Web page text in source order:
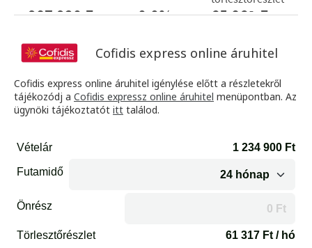
Cofidis express online áruhitel
Cofidis express online áruhitel igénylése előtt a részletekről
tájékozódj a Cofidis expressz online áruhitel menüpontban. Az
ügynöki tájékoztatót itt találod.